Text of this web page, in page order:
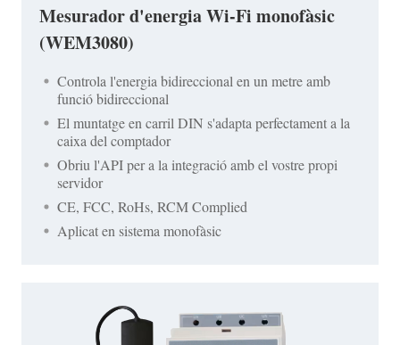
Mesurador d'energia Wi-Fi monofàsic
(WEM3080)
Controla l'energia bidireccional en un metre amb
funció bidireccional
El muntatge en carril DIN s'adapta perfectament a la
caixa del comptador
Obriu l'API per a la integració amb el vostre propi
servidor
CE, FCC, RoHs, RCM Complied
Aplicat en sistema monofàsic